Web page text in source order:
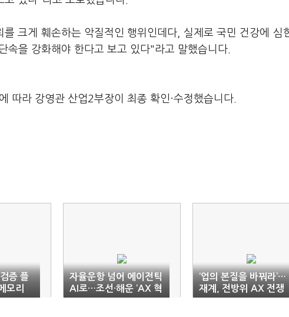
크게 훼손하는 악질적인 행위인데다, 실제로 국민 건강에 심
을 강화해야 한다고 보고 있다"라고 말했습니다.
따라 강영관 산업2부장이 최종 확인·수정했습니다.
증 플
모리
자율운항 넘어 에이전틱
AI로…조선·해운 ‘AX 혁
신’ 속도
‘업의 본질을 바꿔라’…
재계, 전방위 AX 전쟁